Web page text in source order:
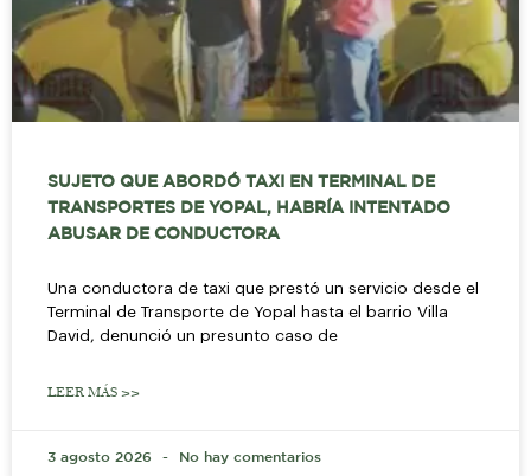
SUJETO QUE ABORDÓ TAXI EN TERMINAL DE
TRANSPORTES DE YOPAL, HABRÍA INTENTADO
ABUSAR DE CONDUCTORA
Una conductora de taxi que prestó un servicio desde el
Terminal de Transporte de Yopal hasta el barrio Villa
David, denunció un presunto caso de
LEER MÁS >>
3 agosto 2026 No hay comentarios